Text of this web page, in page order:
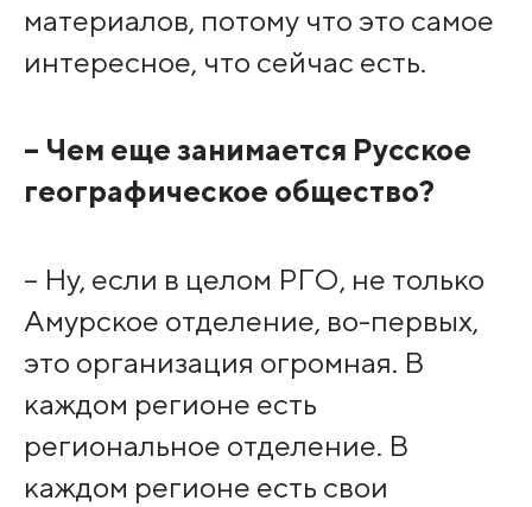
материалов, потому что это самое
интересное, что сейчас есть.
– Чем еще занимается Русское
географическое общество?
– Ну, если в целом РГО, не только
Амурское отделение, во-первых,
это организация огромная. В
каждом регионе есть
региональное отделение. В
каждом регионе есть свои